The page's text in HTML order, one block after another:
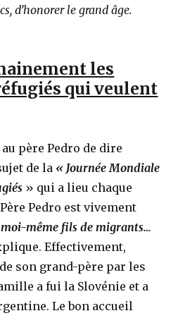
d’honorer le grand âge.
les
qui veulent
père Pedro de dire
de la « Journée Mondiale
» qui a lieu chaque
Pedro est vivement
moi-même fils de migrants…
Effectivement,
son grand-père par les
a fui la Slovénie et a
Le bon accueil